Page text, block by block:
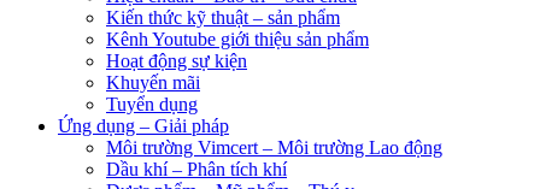
Kiến thức kỹ thuật – sản phẩm
Kênh Youtube giới thiệu sản phẩm
Hoạt động sự kiện
Khuyến mãi
Tuyển dụng
Ứng dụng – Giải pháp
Môi trường Vimcert – Môi trường Lao động
Dầu khí – Phân tích khí